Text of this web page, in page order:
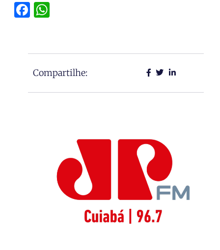
Facebook
Compartilhe: